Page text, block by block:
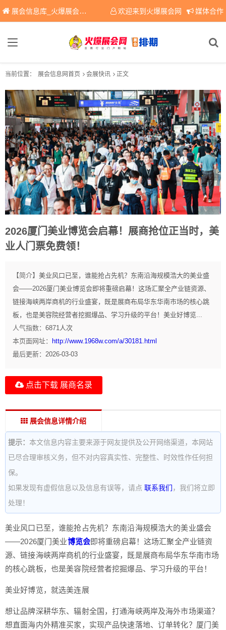
展会信息库_火爆展会网免费展会信息查询平台，提供专业会展服务！ 欢迎来到火爆展会网 媒体合作
当前位置： 展会信息网首页 会展快讯 正文
2026厦门美业博览会启幕！展商抢位正当时，美
业人门票免费领！
【简介】 美业风口已至，谁能抢占先机？东南沿海规模浩大的美业盛
会——2026厦门美业博览会即将重磅启幕！这场汇聚全产业链资源、
链接海峡两岸商机的行业盛宴，既是展商布局华东华南市场的核心跳
板，也是美容院经营者挖掘爆品、学习升级的平台！美业好博览...
人气指数： 6871 人次
本页面网址：
http://www.1968w.com/a/30181.html
最后更新： 2026-03-03
点击下载 展商名录
展会信息详情介绍
提示： 本文信息内容主要来源于网友提供及公开网络渠道，本网站
已尽合理审核义务，但不对内容真实性、完整性、时效性作任何担
保。
如果发现有虚假信息以及信息有误等，请点 联系我们 ，我们将立即
处理！
美业风口已至，谁能抢占先机？东南沿海规模浩大的美业盛会
——2026厦门美业博览会即将重磅启幕！这场汇聚全产业链资
源、链接海峡两岸商机的行业盛宴，既是展商布局华东华南市场
的核心跳板，也是美容院经营者挖掘爆品、学习升级的平台！
美业好博览，就选美连展
想让品牌深耕华东、辐射全国，打通海峡两岸及海外市场渠道？
想直面海内外精准买家，实现产品快速落地、订单转化？厦门美